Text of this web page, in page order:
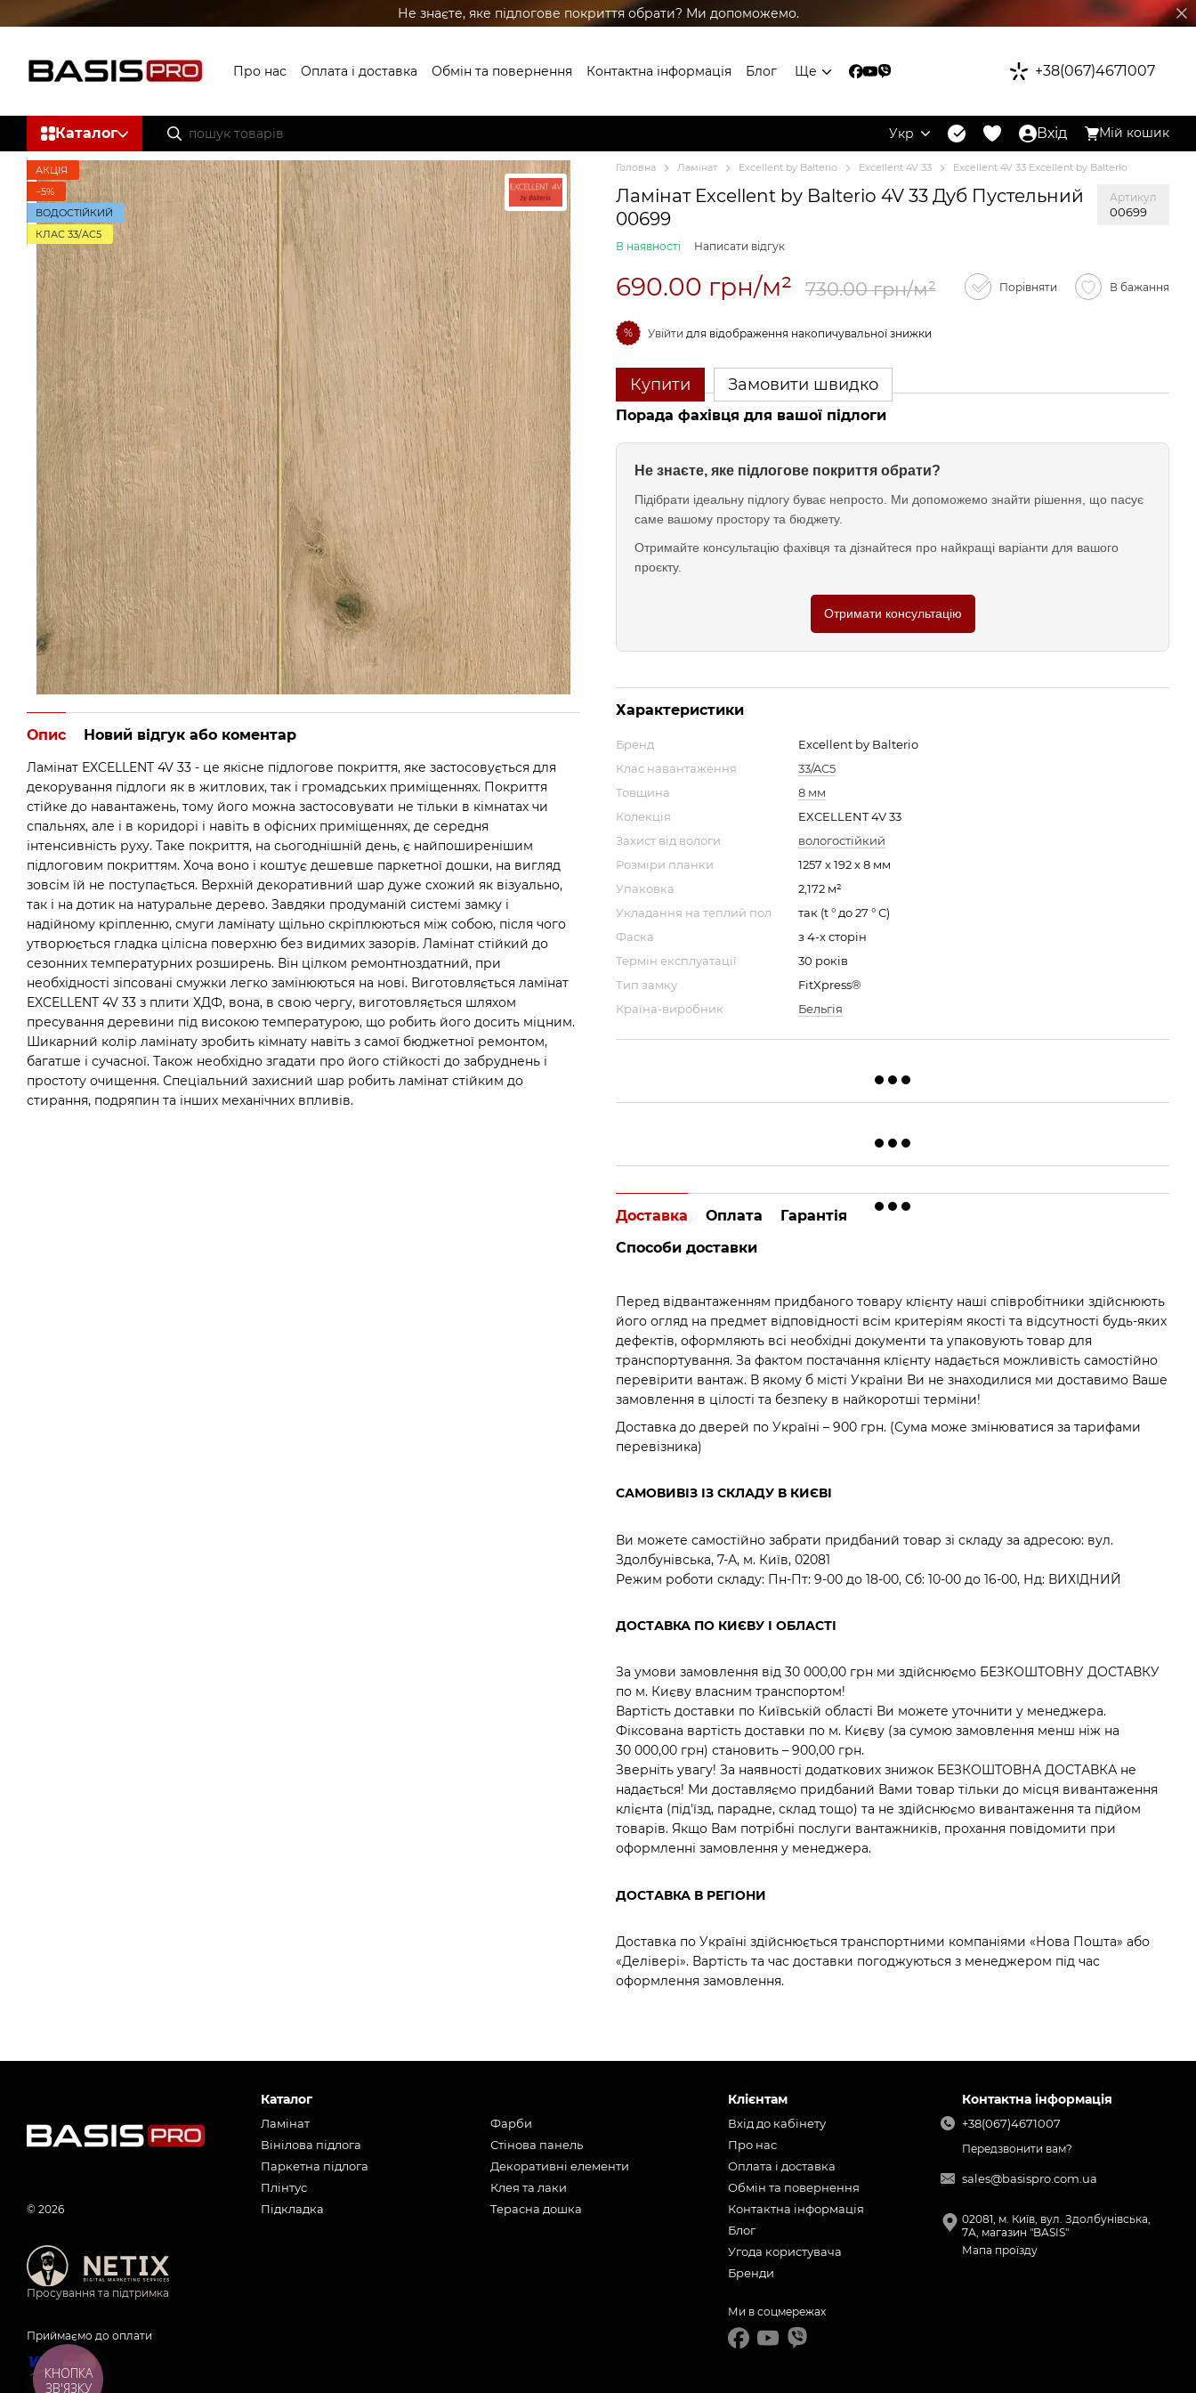
Перейти до основного контенту Не знаєте, яке підлогове покриття обрати? Ми допоможемо.
Про нас Оплата і доставка Обмін та повернення Контактна інформація Блог Ще +38(067)4671007
Каталог Укр Вхід Мій кошик
АКЦІЯ
−5%
ВОДОСТІЙКИЙ
КЛАС 33/AC5
Опис Новий відгук або коментар
Ламінат EXCELLENT 4V 33 - це якісне підлогове покриття, яке застосовується для
декорування підлоги як в житлових, так і громадських приміщеннях. Покриття
стійке до навантажень, тому його можна застосовувати не тільки в кімнатах чи
спальнях, але і в коридорі і навіть в офісних приміщеннях, де середня
інтенсивність руху. Таке покриття, на сьогоднішній день, є найпоширенішим
підлоговим покриттям. Хоча воно і коштує дешевше паркетної дошки, на вигляд
зовсім їй не поступається. Верхній декоративний шар дуже схожий як візуально,
так і на дотик на натуральне дерево. Завдяки продуманій системі замку і
надійному кріпленню, смуги ламінату щільно скріплюються між собою, після чого
утворюється гладка цілісна поверхню без видимих зазорів. Ламінат стійкий до
сезонних температурних розширень. Він цілком ремонтноздатний, при
необхідності зіпсовані смужки легко замінюються на нові. Виготовляється ламінат
EXCELLENT 4V 33 з плити ХДФ, вона, в свою чергу, виготовляється шляхом
пресування деревини під високою температурою, що робить його досить міцним.
Шикарний колір ламінату зробить кімнату навіть з самої бюджетної ремонтом,
багатше і сучасної. Також необхідно згадати про його стійкості до забруднень і
простоту очищення. Спеціальний захисний шар робить ламінат стійким до
стирання, подряпин та інших механічних впливів.
Головна Ламінат Excellent by Balterio Excellent 4V 33 Excellent 4V 33 Excellent by Balterio
Ламінат Excellent by Balterio 4V 33 Дуб Пустельний
00699
Артикул
00699
В наявності Написати відгук
690.00 грн/м² 730.00 грн/м² Порівняти В бажання
% Увійти для відображення накопичувальної знижки
Купити Замовити швидко
Порада фахівця для вашої підлоги
Не знаєте, яке підлогове покриття обрати?
Підібрати ідеальну підлогу буває непросто. Ми допоможемо знайти рішення, що пасує
саме вашому простору та бюджету.
Отримайте консультацію фахівця та дізнайтеся про найкращі варіанти для вашого
проєкту.
Отримати консультацію
Характеристики
Бренд
Excellent by Balterio
Клас навантаження
33/AC5
Товщина
8 мм
Колекція
EXCELLENT 4V 33
Захист від вологи
вологостійкий
Розміри планки
1257 x 192 x 8 мм
Упаковка
2,172 м²
Укладання на теплий пол
так (t ° до 27 ° С)
Фаска
з 4-х сторін
Термін експлуатації
30 років
Тип замку
FitXpress®
Країна-виробник
Бельгія
Доставка Оплата
Гарантія
Способи доставки
Перед відвантаженням придбаного товару клієнту наші співробітники здійснюють
його огляд на предмет відповідності всім критеріям якості та відсутності будь-яких
дефектів, оформляють всі необхідні документи та упаковують товар для
транспортування. За фактом постачання клієнту надається можливість самостійно
перевірити вантаж. В якому б місті України Ви не знаходилися ми доставимо Ваше
замовлення в цілості та безпеку в найкоротші терміни!
Доставка до дверей по Україні – 900 грн. (Сума може змінюватися за тарифами
перевізника)
САМОВИВІЗ ІЗ СКЛАДУ В КИЄВІ
Ви можете самостійно забрати придбаний товар зі складу за адресою: вул.
Здолбунівська, 7-А, м. Київ, 02081
Режим роботи складу: Пн-Пт: 9-00 до 18-00, Сб: 10-00 до 16-00, Нд: ВИХІДНИЙ
ДОСТАВКА ПО КИЄВУ І ОБЛАСТІ
За умови замовлення від 30 000,00 грн ми здійснюємо БЕЗКОШТОВНУ ДОСТАВКУ
по м. Києву власним транспортом!
Вартість доставки по Київській області Ви можете уточнити у менеджера.
Фіксована вартість доставки по м. Києву (за сумою замовлення менш ніж на
30 000,00 грн) становить – 900,00 грн.
Зверніть увагу! За наявності додаткових знижок БЕЗКОШТОВНА ДОСТАВКА не
надається! Ми доставляємо придбаний Вами товар тільки до місця вивантаження
клієнта (під'їзд, парадне, склад тощо) та не здійснюємо вивантаження та підйом
товарів. Якщо Вам потрібні послуги вантажників, прохання повідомити при
оформленні замовлення у менеджера.
ДОСТАВКА В РЕГІОНИ
Доставка по Україні здійснюється транспортними компаніями «Нова Пошта» або
«Делівері». Вартість та час доставки погоджуються з менеджером під час
оформлення замовлення.
© 2026
Просування та підтримка
Приймаємо до оплати
Каталог
Ламінат
Вінілова підлога
Паркетна підлога
Плінтус
Підкладка
Фарби
Стінова панель
Декоративні елементи
Клея та лаки
Терасна дошка
Клієнтам
Вхід до кабінету
Про нас
Оплата і доставка
Обмін та повернення
Контактна інформація
Блог
Угода користувача
Бренди
Ми в соцмережах
Контактна інформація
+38(067)4671007
Передзвонити вам?
sales@basispro.com.ua
02081, м. Київ, вул. Здолбунівська,
7А, магазин "BASIS"
Мапа проїзду
КНОПКА
ЗВ'ЯЗКУ